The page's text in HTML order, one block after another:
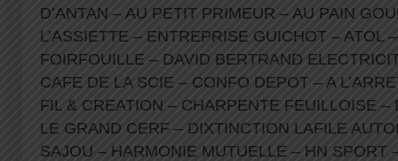
D’ANTAN – AU PETIT PRIMEUR – AU PAIN
L’ASSIETTE – ENTREPRISE GUICHOT – ATOL
FOIRFOUILLE – DAVID BERTRAND
CAFE DE LA SCIE – CONFO DEPOT – A
FIL & CREATION – CHARPENTE FEUILLOISE –
LE GRAND CERF – DIXTINCTION LAFILE
SAJOU – HARMONIE MUTUELLE – HN SPORT